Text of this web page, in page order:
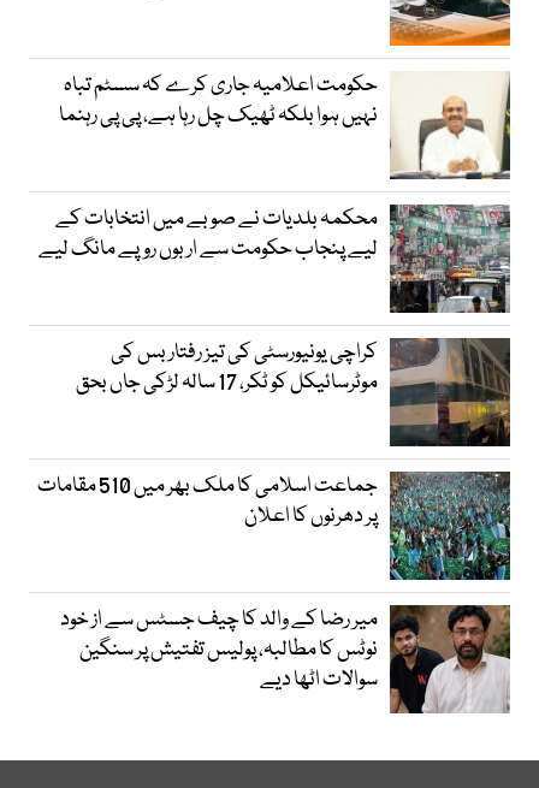
حکومت اعلامیہ جاری کرے کہ سسٹم تباہ
نہیں ہوا بلکہ ٹھیک چل رہا ہے، پی پی رہنما
محکمہ بلدیات نے صوبے میں انتخابات کے
لیے پنجاب حکومت سے اربوں روپے مانگ لیے
کراچی یونیورسٹی کی تیز رفتار بس کی
موٹرسائیکل کو ٹکر، 17 سالہ لڑکی جاں بحق
جماعت اسلامی کا ملک بھر میں 510 مقامات
پر دھرنوں کا اعلان
میر رضا کے والد کا چیف جسٹس سے از خود
نوٹس کا مطالبہ، پولیس تفتیش پر سنگین
سوالات اٹھا دیے